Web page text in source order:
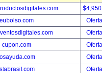
cupon.com